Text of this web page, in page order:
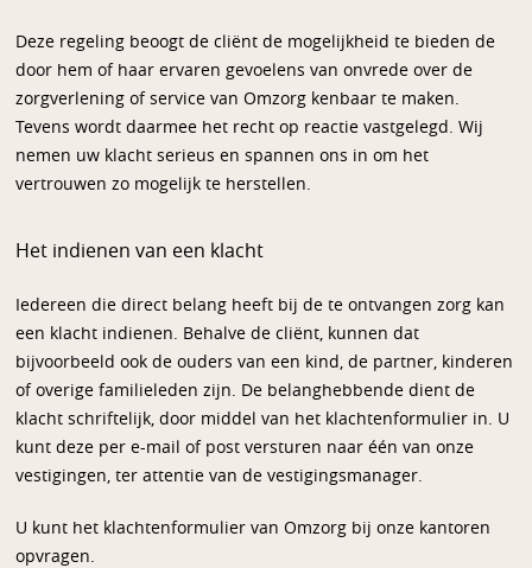
Deze regeling beoogt de cliënt de mogelijkheid te bieden de
door hem of haar ervaren gevoelens van onvrede over de
zorgverlening of service van Omzorg kenbaar te maken.
Tevens wordt daarmee het recht op reactie vastgelegd. Wij
nemen uw klacht serieus en spannen ons in om het
vertrouwen zo mogelijk te herstellen.
Het indienen van een klacht
Iedereen die direct belang heeft bij de te ontvangen zorg kan
een klacht indienen. Behalve de cliënt, kunnen dat
bijvoorbeeld ook de ouders van een kind, de partner, kinderen
of overige familieleden zijn. De belanghebbende dient de
klacht schriftelijk, door middel van het klachtenformulier in. U
kunt deze per e-mail of post versturen naar één van onze
vestigingen, ter attentie van de vestigingsmanager.
U kunt het klachtenformulier van Omzorg bij onze kantoren
opvragen.